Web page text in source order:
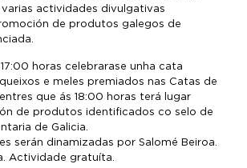
actividades divulgativas
de produtos galegos de
horas celebrarase unha cata
e meles premiados nas Catas de
que ás 18:00 horas terá lugar
de produtos identificados co selo de
de Galicia.
serán dinamizadas por Salomé Beiroa.
Actividade gratuíta.